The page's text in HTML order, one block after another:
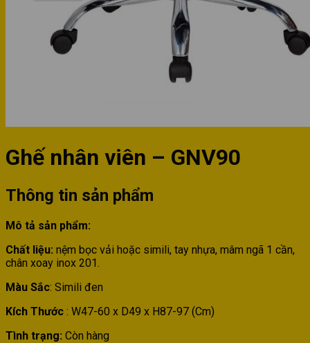
Chưa có sản phẩm trong giỏ hàng.
Quay trở lại cửa hàng
Ghế nhân viên – GNV90
Thông tin sản phẩm
Mô tả sản phẩm:
Chất liệu: nệm bọc vải hoặc simili, tay nhựa, mâm ngã 1 cần,
chân xoay inox 201.
Màu Sắc: Simili đen
Kích Thước : W47-60 x D49 x H87-97 (Cm)
Tình trạng: Còn hàng